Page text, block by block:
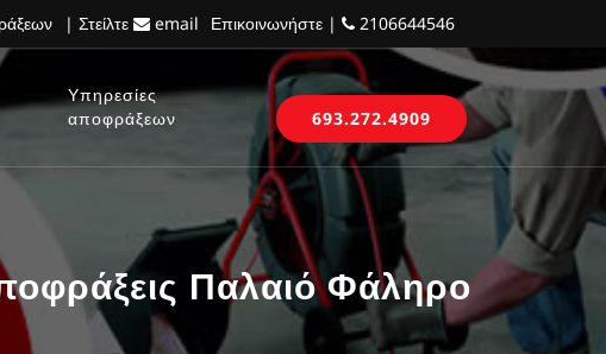
| Στείλτε email Επικοινωνήστε | 2106644546
Υπηρεσίες
αποφράξεων
693.272.4909
Παλαιό Φάληρο